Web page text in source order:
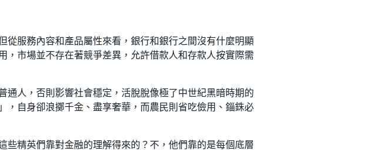
從服務內容和產品屬性來看，銀行和銀行之間沒有什麼明顯
，市場並不存在著競爭差異，允許借款人和存款人按實際需
通人，否則影響社會穩定，活脫脫像極了中世紀黑暗時期的
，自身卻浪擲千金、盡享奢華，而農民則省吃儉用、錙銖必
些精英們靠對金融的理解得來的？不，他們靠的是每個底層